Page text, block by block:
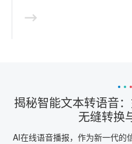
揭秘智能文本转语音
无缝转换
AI在线语音播报，作为新一代的